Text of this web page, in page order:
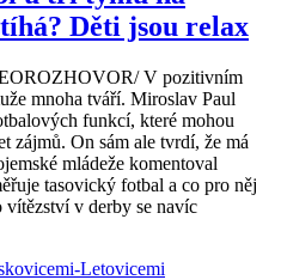
Děti jsou relax
V pozitivním
mnoha tváří. Miroslav Paul
funkcí, které mohou
zájmů. On sám ale tvrdí, že má
mládeže komentoval
tasovický fotbal a co pro něj
vítězství v derby se navíc